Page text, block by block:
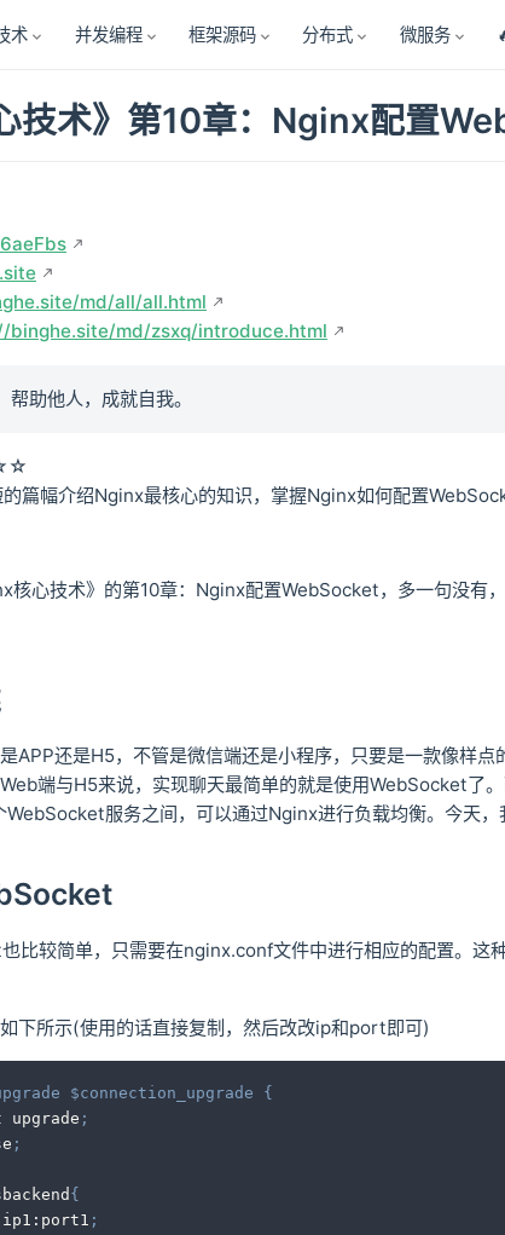
术 并发编程 框架源码 分布式 微服务
技术》第10章：Nginx配置
md/all/all.html
binghe.site/md/zsxq/introduce.html
助他人，成就自我。
篇幅介绍Nginx最核心的知识，掌握Nginx如何配置
核心技术》的第10章：Nginx配置WebSocket，多一句没有
APP还是H5，不管是微信端还是小程序，只要是一款像样
端与H5来说，实现聊天最简单的就是使用WebSocket了
服务之间，可以通过Nginx进行负载均衡。今天
比较简单，只需要在nginx.conf文件中进行相应的配置。这
下所示(使用的话直接复制，然后改改ip和port即可)
$connection_upgrade
{
upgrade
;
;
{
ip1:port1
;